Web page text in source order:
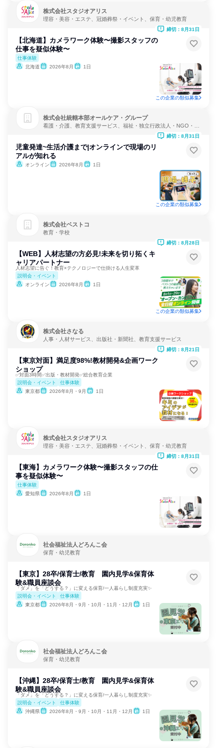
株式会社スタジオアリス
理容・美容・エステ、冠婚葬祭・イベント、保育・幼児教育
【北海道】カメラワーク体験〜撮影スタッフの
仕事を疑似体験〜
仕事体験
北海道
2026年8月 1日
締切：8月31日
この企業の類似募集
株式会社統轄本部オールケア・グループ
看護・介護、教育支援サービス、福祉・独立行政法人・NGO・N
児童発達~生活介護まで|オンラインで現場のリ
アルが知れる
オンライン 2026年8月 1日
締切：8月31日
この企業の類似募集
株式会社ベストコ
教育・学校
【WEB】人材志望の方必見!未来を切り拓くキ
ャリアパートナー
人材志望に告ぐ！教育×テクノロジーで仕掛ける人生変革
説明会・イベント
オンライン
2026年8月 1日
締切：8月28日
この企業の類似募集
株式会社さなる
人事・人材サービス、出版社・新聞社、教育支援サービス
【東京対面】満足度98%!教材開発&企画ワーク
ショップ
✅対面3時間✅出版・教材開発✅総合教育企業
説明会・イベント
仕事体験
東京都
2026年8月・9月 1日
締切：8月21日
株式会社スタジオアリス
理容・美容・エステ、冠婚葬祭・イベント、保育・幼児教育
【東海】カメラワーク体験〜撮影スタッフの仕
事を疑似体験〜
仕事体験
愛知県
2026年8月 1日
締切：8月31日
社会福祉法人どろんこ会
保育・幼児教育
【東京】28卒/保育士/教育 園内見学&保育体
験&職員座談会
「ダメ」を「どうする？」に変える保育/一人暮らし制度充実✨
説明会・イベント
仕事体験
東京都
2026年8月・9月・10月・11月・12月 1日
社会福祉法人どろんこ会
保育・幼児教育
【沖縄】28卒/保育士/教育 園内見学&保育体
験&職員座談会
「ダメ」を「どうする？」に変える保育/一人暮らし制度充実✨
説明会・イベント
仕事体験
沖縄県
2026年8月・9月・10月・11月・12月 1日